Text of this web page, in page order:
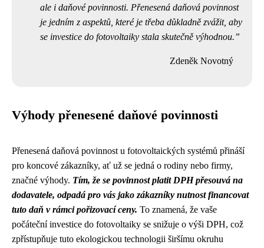
ale i daňové povinnosti. Přenesená daňová povinnost
je jedním z aspektů, které je třeba důkladně zvážit, aby
se investice do fotovoltaiky stala skutečně výhodnou.
Zdeněk Novotný
Výhody přenesené daňové povinnosti
Přenesená daňová povinnost u fotovoltaických systémů přináší
pro koncové zákazníky, ať už se jedná o rodiny nebo firmy,
značné výhody. Tím, že se povinnost platit DPH přesouvá na
dodavatele, odpadá pro vás jako zákazníky nutnost financovat
tuto daň v rámci pořizovací ceny. To znamená, že vaše
počáteční investice do fotovoltaiky se snižuje o výši DPH, což
zpřístupňuje tuto ekologickou technologii širšímu okruhu